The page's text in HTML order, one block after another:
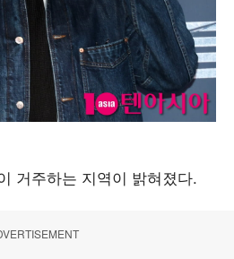
거주하는 지역이 밝혀졌다.